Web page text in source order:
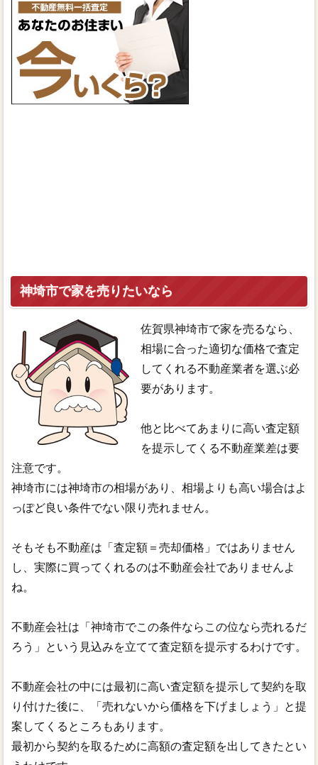
神埼市で家を売りたいなら
佐賀県神埼市で家を売るなら、
相場に合った適切な価格で査定
してくれる不動産業者を選ぶ必
要があります。
他と比べてあまりに高い査定額
を提示してくる不動産業差は要
注意です。
神埼市には神埼市の相場があり、相場よりも高い場合はよ
っぽど良い条件でない限り売れません。
そもそも不動産は「査定額＝売却価格」ではありません
し、実際に買ってくれるのは不動産会社でありませんよ
ね。
不動産会社は「神埼市でこの条件ならこの位なら売れるだ
ろう」という見込みを立てて査定額を提示するわけです。
不動産会社の中には最初に高い査定額を提示して契約を取
り付けた後に、「売れないから価格を下げましょう」と提
案してくるところもあります。
最初から契約を取るために高額の査定額を出してきたとい